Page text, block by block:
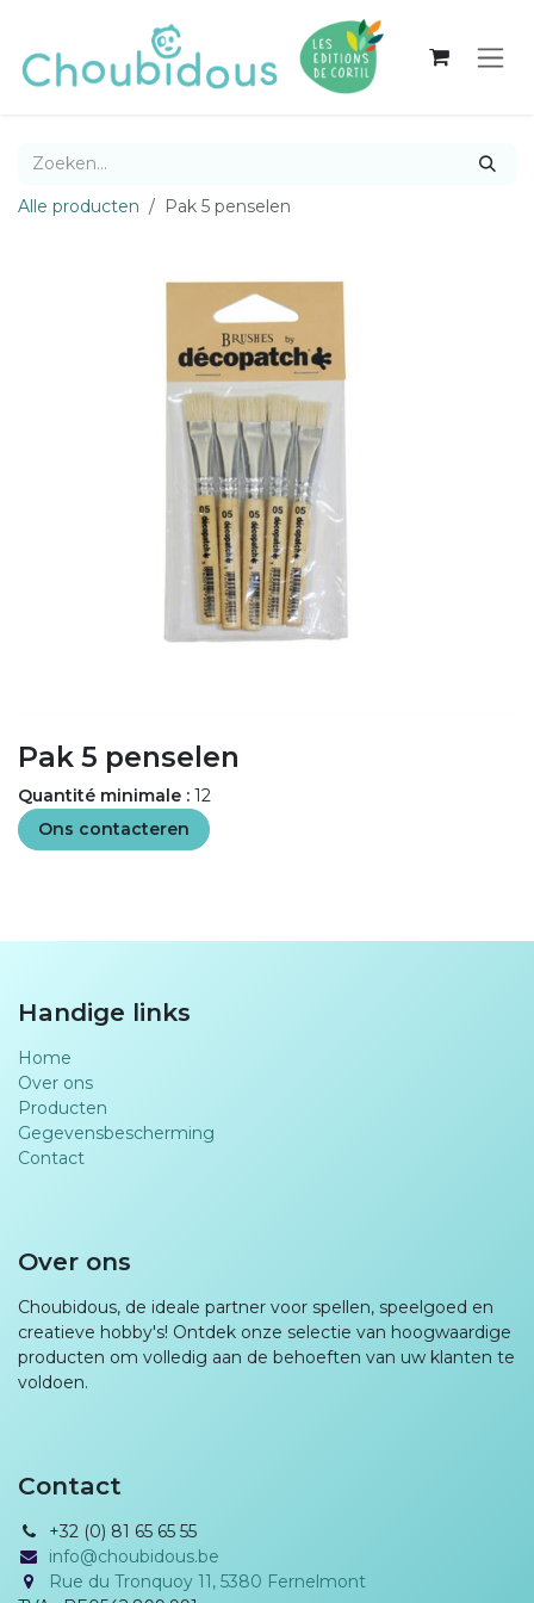
Alle producten Pak 5 penselen
Pak 5 penselen
Quantité minimale : 12
Ons contacteren
Handige links
Home
Over ons
Producten
Gegevensbescherming
Contact
Over ons
Choubidous, de ideale partner voor spellen, speelgoed en
creatieve hobby's! Ontdek onze selectie van hoogwaardige
producten om volledig aan de behoeften van uw klanten te
voldoen.
Contact
+32 (0) 81 65 65 55
info@choubidous.be
Rue du Tronquoy 11, 5380 Fernelmont